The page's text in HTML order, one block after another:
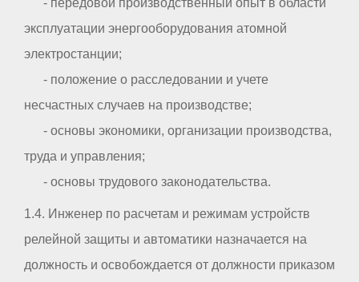
эксплуатации энергооборудования атомной
электростанции;
- положение о расследовании и учете
несчастных случаев на производстве;
- основы экономики, организации производства,
труда и управления;
- основы трудового законодательства.
1.4. Инженер по расчетам и режимам устройств
релейной защиты и автоматики назначается на
должность и освобождается от должности приказом